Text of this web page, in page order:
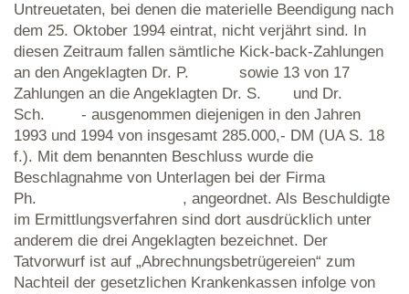
Untreuetaten, bei denen die materielle Beendigung nach
dem 25. Oktober 1994 eintrat, nicht verjährt sind. In
diesen Zeitraum fallen sämtliche Kick-back-Zahlungen
an den Angeklagten Dr. P. sowie 13 von 17
Zahlungen an die Angeklagten Dr. S. und Dr.
Sch. - ausgenommen diejenigen in den Jahren
1993 und 1994 von insgesamt 285.000,- DM (UA S. 18
f.). Mit dem benannten Beschluss wurde die
Beschlagnahme von Unterlagen bei der Firma
Ph. , angeordnet. Als Beschuldigte
im Ermittlungsverfahren sind dort ausdrücklich unter
anderem die drei Angeklagten bezeichnet. Der
Tatvorwurf ist auf „Abrechnungsbetrügereien“ zum
Nachteil der gesetzlichen Krankenkassen infolge von